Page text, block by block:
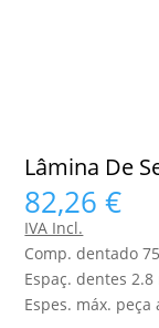
Lâmina De
82,26€
IVA Incl.
Comp. dentado
Espaç. dentes 2.8
Espes. máx.